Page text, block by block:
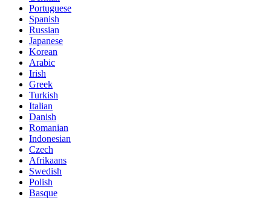
Portuguese
Spanish
Russian
Japanese
Korean
Arabic
Irish
Greek
Turkish
Italian
Danish
Romanian
Indonesian
Czech
Afrikaans
Swedish
Polish
Basque